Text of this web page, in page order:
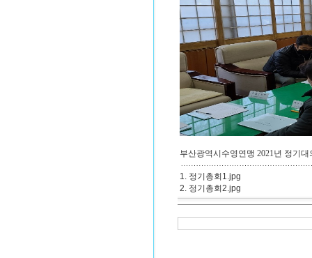
부산광역시수영연맹 2021년 정기
1. 정기총회1.jpg
2. 정기총회2.jpg